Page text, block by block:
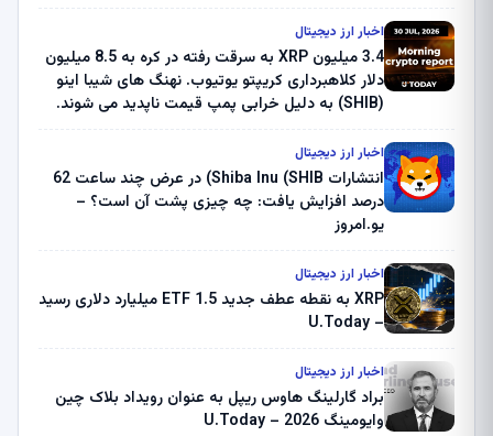
اخبار ارز دیجیتال
3.4 میلیون XRP به سرقت رفته در کره به 8.5 میلیون
دلار کلاهبرداری کریپتو یوتیوب. نهنگ های شیبا اینو
(SHIB) به دلیل خرابی پمپ قیمت ناپدید می شوند.
ثبت کرد – گزارش کریپتو صبح – U.Today
اخبار ارز دیجیتال
انتشارات Shiba Inu (SHIB) در عرض چند ساعت 62
درصد افزایش یافت: چه چیزی پشت آن است؟ –
یو.امروز
اخبار ارز دیجیتال
XRP به نقطه عطف جدید ETF 1.5 میلیارد دلاری رسید
– U.Today
اخبار ارز دیجیتال
براد گارلینگ هاوس ریپل به عنوان رویداد بلاک چین
وایومینگ 2026 – U.Today